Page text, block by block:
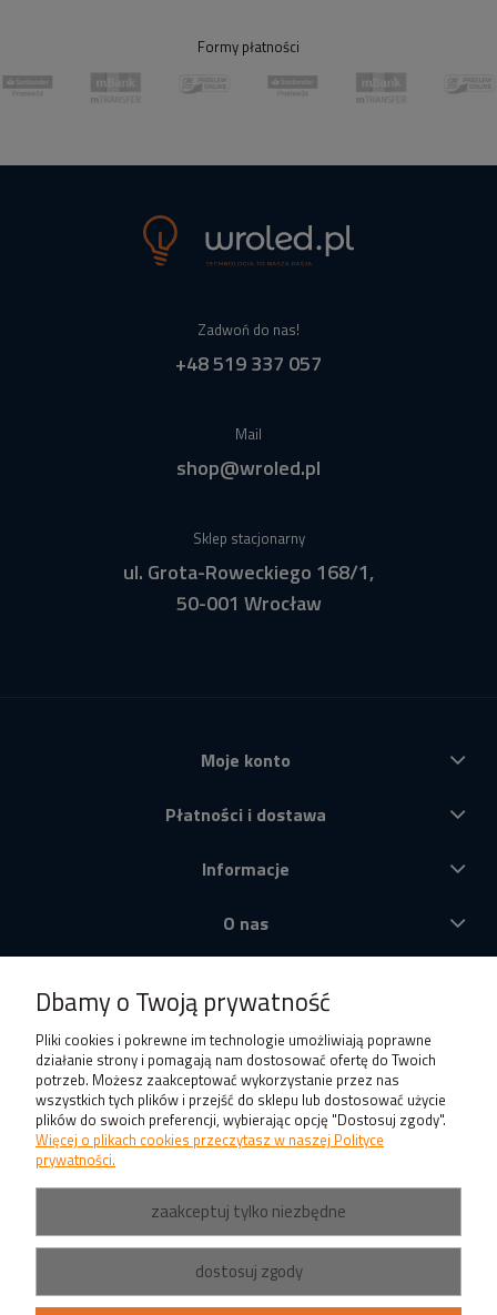
Formy płatności
Zadwoń do nas!
+48 519 337 057
Mail
shop@wroled.pl
Sklep stacjonarny
ul. Grota-Roweckiego 168/1,
50-001 Wrocław
Moje konto
Płatności i dostawa
Informacje
O nas
Dbamy o Twoją prywatność
Pliki cookies i pokrewne im technologie umożliwiają poprawne
działanie strony i pomagają nam dostosować ofertę do Twoich
potrzeb. Możesz zaakceptować wykorzystanie przez nas
wszystkich tych plików i przejść do sklepu lub dostosować użycie
plików do swoich preferencji, wybierając opcję "Dostosuj zgody".
Więcej o plikach cookies przeczytasz w naszej Polityce
prywatności.
zaakceptuj tylko niezbędne
dostosuj zgody